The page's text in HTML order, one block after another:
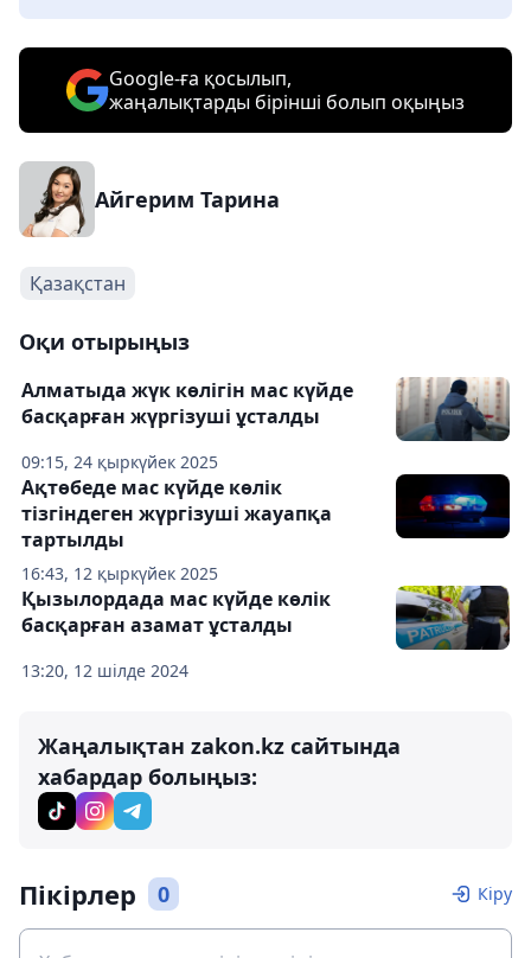
Google-ға қосылып,
жаңалықтарды бірінші болып оқыңыз
Айгерим Тарина
Қазақстан
Оқи отырыңыз
09:15, 24 қыркүйек 2025
Алматыда жүк көлігін мас күйде
басқарған жүргізуші ұсталды
16:43, 12 қыркүйек 2025
Ақтөбеде мас күйде көлік
тізгіндеген жүргізуші жауапқа
тартылды
13:20, 12 шілде 2024
Қызылордада мас күйде көлік
басқарған азамат ұсталды
Жаңалықтан zakon.kz сайтында
хабардар болыңыз:
Пікірлер 0 Кіру